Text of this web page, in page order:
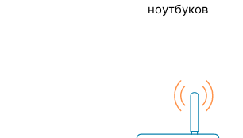
ноутбуков